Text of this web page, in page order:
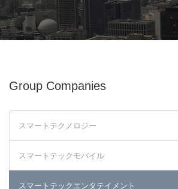
Group Companies
スマートテクノロジー
スマートテックモバイル
スマートテックエンタテイメント